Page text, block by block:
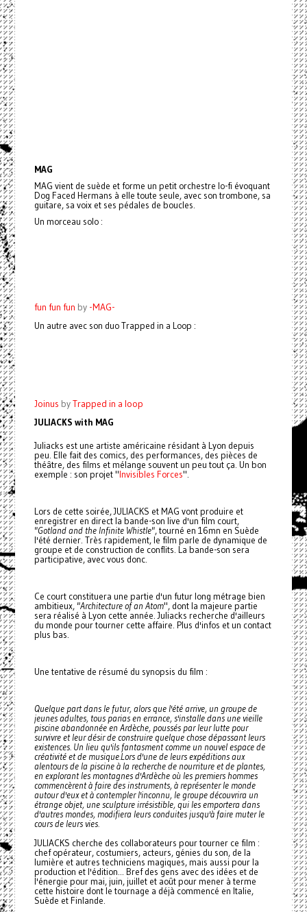
MAG
MAG vient de suède et forme un petit orchestre lo-fi évoquant
Dog Faced Hermans à elle toute seule, avec son trombone, sa
guitare, sa voix et ses pédales de boucles.
Un morceau solo :
fun fun fun by -MAG-
Un autre avec son duo Trapped in a Loop :
Joinus byTrapped in a loop
JULIACKS with MAG
Juliacks est une artiste américaine résidant à Lyon depuis
peu. Elle fait des comics, des performances, des pièces de
théâtre, des films et mélange souvent un peu tout ça. Un bon
exemple : son projet "Invisibles Forces".
Lors de cette soirée, JULIACKS et MAG vont produire et
enregistrer en direct la bande-son live d'un film court,
"Gotland and the Infinite Whistle", tourné en 16mn en Suède
l'été dernier. Très rapidement, le film parle de dynamique de
groupe et de construction de conflits. La bande-son sera
participative, avec vous donc.
Ce court constituera une partie d'un futur long métrage bien
ambitieux, "Architecture of an Atom", dont la majeure partie
sera réalisé à Lyon cette année. Juliacks recherche d'ailleurs
du monde pour tourner cette affaire. Plus d'infos et un contact
plus bas.
Une tentative de résumé du synopsis du film :
Quelque part dans le futur, alors que l'été arrive, un groupe de
jeunes adultes, tous parias en errance, s'installe dans une vieille
piscine abandonnée en Ardèche, poussés par leur lutte pour
survivre et leur désir de construire quelque chose dépassant leurs
existences. Un lieu qu'ils fantasment comme un nouvel espace de
créativité et de musique.Lors d'une de leurs expéditions aux
alentours de la piscine à la recherche de nourriture et de plantes,
en explorant les montagnes d'Ardèche où les premiers hommes
commencèrent à faire des instruments, à représenter le monde
autour d'eux et à contempler l'inconnu, le groupe découvrira un
étrange objet, une sculpture irrésistible, qui les emportera dans
d'autres mondes, modifiera leurs conduites jusqu'à faire muter le
cours de leurs vies.
JULIACKS cherche des collaborateurs pour tourner ce film :
chef opérateur, costumiers, acteurs, génies du son, de la
lumière et autres techniciens magiques, mais aussi pour la
production et l'édition... Bref des gens avec des idées et de
l'énergie pour mai, juin, juillet et août pour mener à terme
cette histoire dont le tournage a déjà commencé en Italie,
Suède et Finlande.